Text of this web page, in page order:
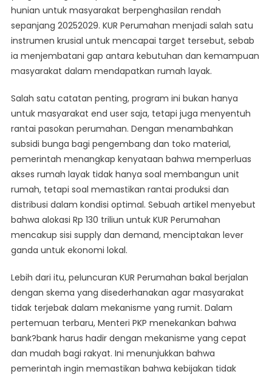
hunian untuk masyarakat berpenghasilan rendah
sepanjang 20252029. KUR Perumahan menjadi salah satu
instrumen krusial untuk mencapai target tersebut, sebab
ia menjembatani gap antara kebutuhan dan kemampuan
masyarakat dalam mendapatkan rumah layak.
Salah satu catatan penting, program ini bukan hanya
untuk masyarakat end user saja, tetapi juga menyentuh
rantai pasokan perumahan. Dengan menambahkan
subsidi bunga bagi pengembang dan toko material,
pemerintah menangkap kenyataan bahwa memperluas
akses rumah layak tidak hanya soal membangun unit
rumah, tetapi soal memastikan rantai produksi dan
distribusi dalam kondisi optimal. Sebuah artikel menyebut
bahwa alokasi Rp 130 triliun untuk KUR Perumahan
mencakup sisi supply dan demand, menciptakan lever
ganda untuk ekonomi lokal.
Lebih dari itu, peluncuran KUR Perumahan bakal berjalan
dengan skema yang disederhanakan agar masyarakat
tidak terjebak dalam mekanisme yang rumit. Dalam
pertemuan terbaru, Menteri PKP menekankan bahwa
bank?bank harus hadir dengan mekanisme yang cepat
dan mudah bagi rakyat. Ini menunjukkan bahwa
pemerintah ingin memastikan bahwa kebijakan tidak